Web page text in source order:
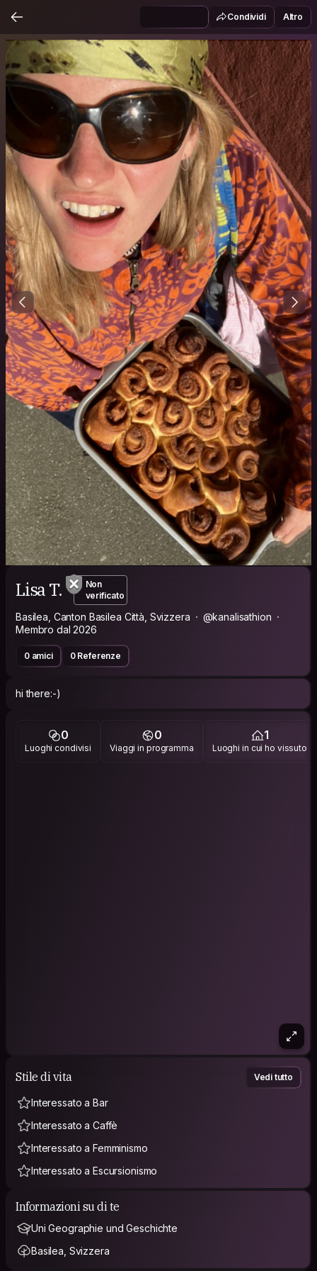
Condividi Altro
Lisa T.
Non
verificato
Basilea, Canton Basilea Città, Svizzera
@kanalisathion
Membro dal 2026
0 amici 0 Referenze
hi there:-)
0
Luoghi condivisi
0
Viaggi in programma
1
Luoghi in cui ho vissuto
Stile di vita Vedi tutto
Interessato a Bar
Interessato a Caffè
Interessato a Femminismo
Interessato a Escursionismo
Informazioni su di te
Uni Geographie und Geschichte
Basilea, Svizzera